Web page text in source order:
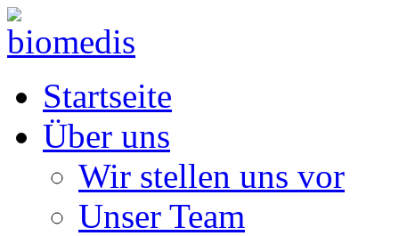
Startseite
Über uns
Wir stellen uns vor
Unser Team